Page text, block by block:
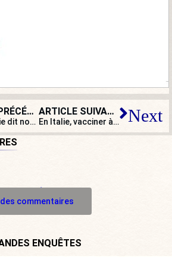
ARTICLE PRÉCÉDENT
La Roumanie dit non au mariage homosexuel : et si le salut venait des pays de l’Est ?
ARTICLE SUIVANT
En Italie, vacciner à tout prix Next
commentaires
ENQUÊTES